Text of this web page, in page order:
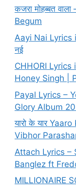
कजरा मोहब्बत
Begum
Aayi Nai
नई
CHHORI Lyrics
Honey Singh |
Payal Lyrics –
Glory Album
यारो के यार
Vibhor
Attach Lyrics –
Banglez ft
MILLIONAIRE